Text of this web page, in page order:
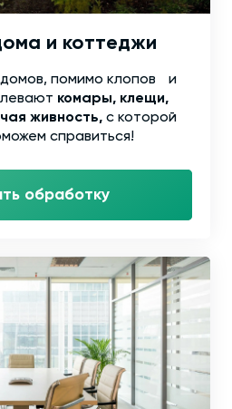
и коттеджи
помимо клопов и
комары, клещи,
живность, с которой
справиться!
обработку